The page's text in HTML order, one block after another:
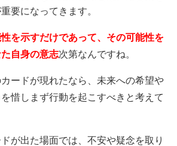
要になってきます。
を示すだけであって、その可能性を
自身の意志次第なんですね。
ードが現れたなら、未来への希望や
惜しまず行動を起こすべきと考えて
が出た場面では、不安や疑念を取り